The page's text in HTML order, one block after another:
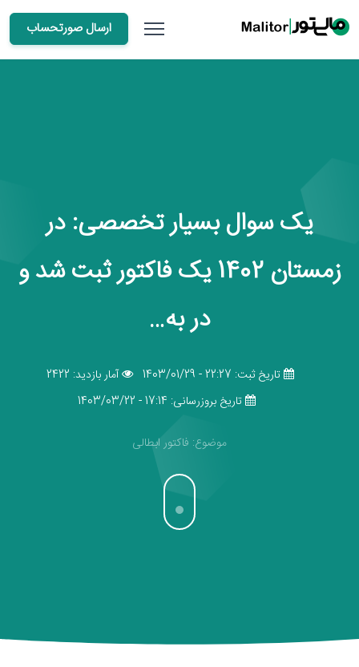
ارسال صورتحساب
یک سوال بسیار تخصصی: در
زمستان 1402 یک فاکتور ثبت شد و
در به…
تاریخ ثبت: 22:27 - 1403/01/29
آمار بازدید: 2422
تاریخ بروزرسانی: 17:14 - 1403/03/22
موضوع: فاکتور ابطالی